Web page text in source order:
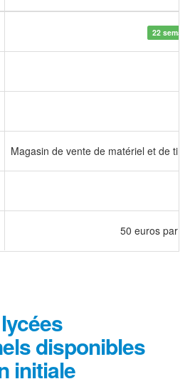
22
Magasin de vente de matériel et de
50 euros par
disponibles
initiale